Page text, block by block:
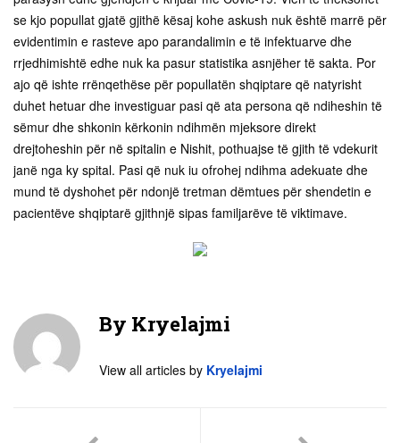
se kjo popullat gjatë gjithë kësaj kohe askush nuk është marrë për
evidentimin e rasteve apo parandalimin e të infektuarve dhe
rrjedhimishtë edhe nuk ka pasur statistika asnjëher të sakta. Por
ajo që ishte rrënqethëse për popullatën shqiptare që natyrisht
duhet hetuar dhe investiguar pasi që ata persona që ndiheshin të
sëmur dhe shkonin kërkonin ndihmën mjeksore direkt
drejtoheshin për në spitalin e Nishit, pothuajse të gjith të vdekurit
janë nga ky spital. Pasi që nuk iu ofrohej ndihma adekuate dhe
mund të dyshohet për ndonjë tretman dëmtues për shendetin e
pacientëve shqiptarë gjithnjë sipas familjarëve të viktimave.
By Kryelajmi
View all articles by Kryelajmi